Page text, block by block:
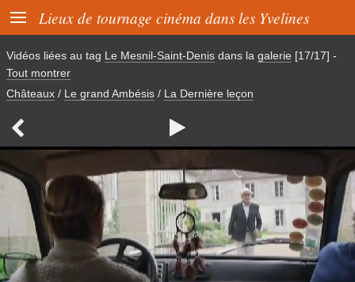
 Lieux de tournage cinéma dans les Yvelines
Vidéos liées au tag Le Mesnil-Saint-Denis dans la galerie [17/17] -
Tout montrer
Châteaux / Le grand Ambésis / La Dernière leçon
 